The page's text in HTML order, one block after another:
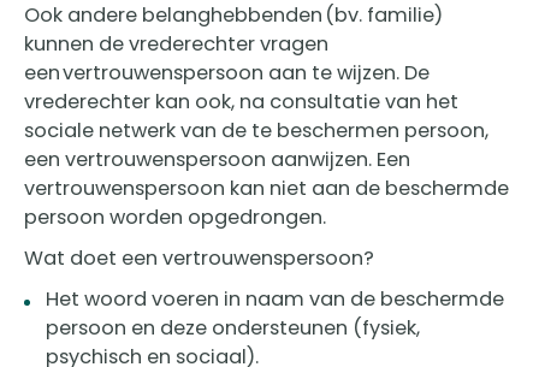
Ook andere belanghebbenden (bv. familie)
kunnen de vrederechter vragen
een vertrouwenspersoon aan te wijzen. De
vrederechter kan ook, na consultatie van het
sociale netwerk van de te beschermen persoon,
een vertrouwenspersoon aanwijzen. Een
vertrouwenspersoon kan niet aan de beschermde
persoon worden opgedrongen.
​Wat doet een vertrouwenspersoon?
Het woord voeren in naam van de beschermde
persoon en deze ondersteunen (fysiek,
psychisch en sociaal).